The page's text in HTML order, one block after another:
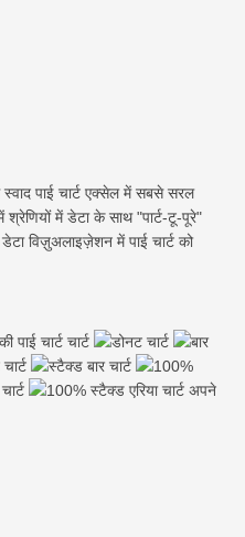
स्वाद पाई चार्ट एक्सेल में सबसे सरल
श्रेणियों में डेटा के साथ "पार्ट-टू-पूरे"
विज़ुअलाइज़ेशन में पाई चार्ट को
की पाई चार्ट चार्ट डोनट चार्ट
बार
स्टैक्ड बार चार्ट
100%
100% स्टैक्ड एरिया चार्ट अपने